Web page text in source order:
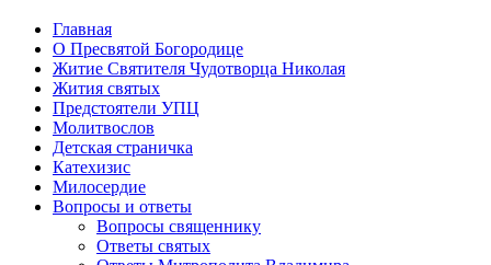
Главная
О Пресвятой Богородице
Житие Святителя Чудотворца Николая
Жития святых
Предстоятели УПЦ
Молитвослов
Детская страничка
Катехизис
Милосердие
Вопросы и ответы
Вопросы священнику
Ответы святых